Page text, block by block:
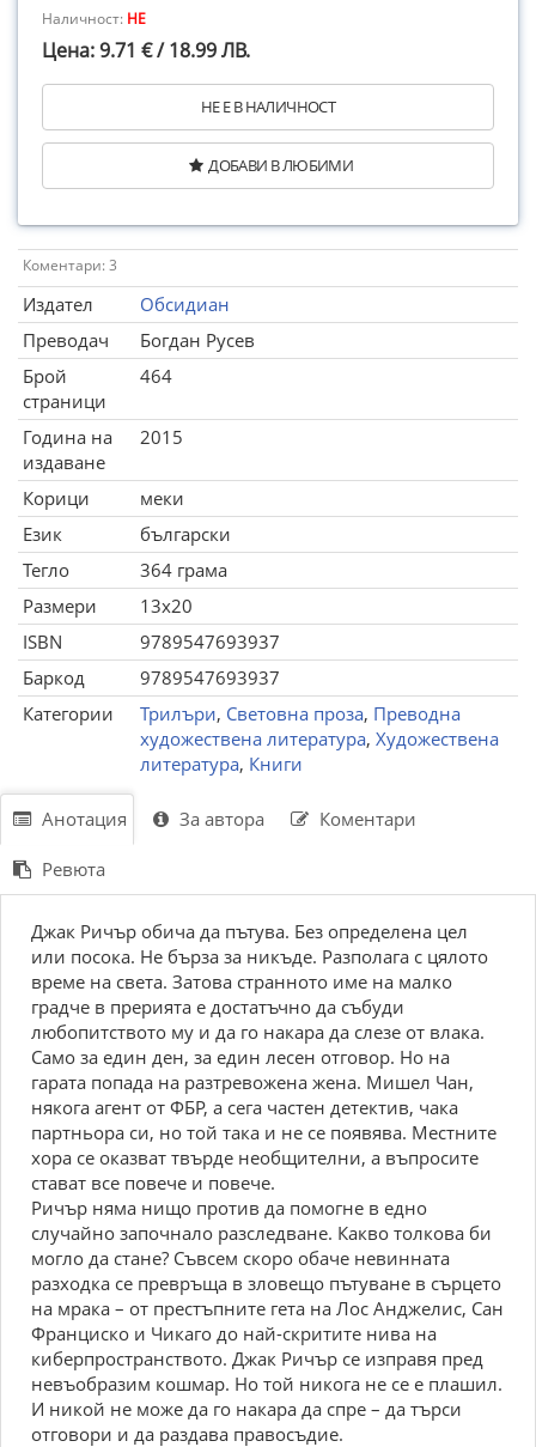
Наличност: НЕ
Цена: 9.71 € / 18.99 ЛВ.
НЕ Е В НАЛИЧНОСТ
ДОБАВИ В ЛЮБИМИ
Коментари: 3
Издател
Обсидиан
Преводач
Богдан Русев
Брой
страници
464
Година на
издаване
2015
Корици
меки
Език
български
Тегло
364 грама
Размери
13x20
ISBN
9789547693937
Баркод
9789547693937
Категории
Трилъри, Световна проза, Преводна
художествена литература, Художествена
литература, Книги
Анотация За автора Коментари
Ревюта
Джак Ричър обича да пътува. Без определена цел
или посока. Не бърза за никъде. Разполага с цялото
време на света. Затова странното име на малко
градче в прерията е достатъчно да събуди
любопитството му и да го накара да слезе от влака.
Само за един ден, за един лесен отговор. Но на
гарата попада на разтревожена жена. Мишел Чан,
някога агент от ФБР, а сега частен детектив, чака
партньора си, но той така и не се появява. Местните
хора се оказват твърде необщителни, а въпросите
стават все повече и повече.
Ричър няма нищо против да помогне в едно
случайно започнало разследване. Какво толкова би
могло да стане? Съвсем скоро обаче невинната
разходка се превръща в зловещо пътуване в сърцето
на мрака – от престъпните гета на Лос Анджелис, Сан
Франциско и Чикаго до най-скритите нива на
киберпространството. Джак Ричър се изправя пред
невъобразим кошмар. Но той никога не се е плашил.
И никой не може да го накара да спре – да търси
отговори и да раздава правосъдие.